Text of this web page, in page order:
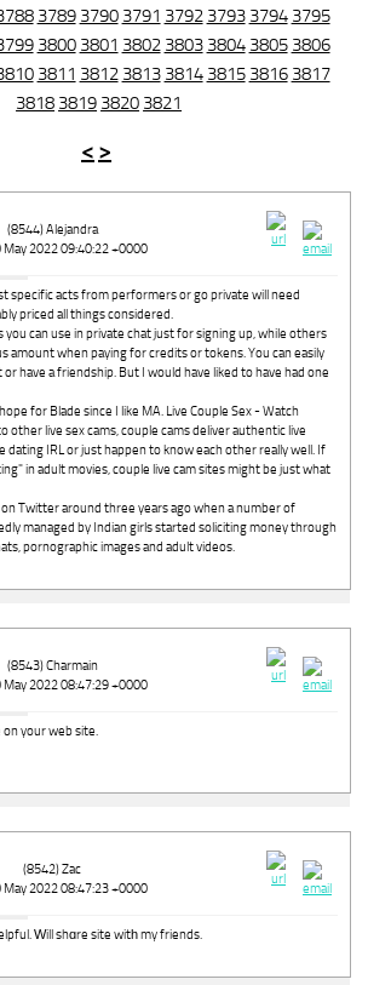
3789 3790 3791 3792 3793 3794 3795
3800 3801 3802 3803 3804 3805 3806
3811 3812 3813 3814 3815 3816 3817
3818 3819 3820 3821
< >
(8544) Alejandra
May 2022 09:40:22 +0000
specific acts from performers or go private will need
priced all things considered.
you can use in private chat just for signing up, while others
amount when paying for credits or tokens. You can easily
have a friendship. But I would have liked to have had one
for Blade since I like MA. Live Couple Sex - Watch
other live sex cams, couple cams deliver authentic live
dating IRL or just happen to know each other really well. If
in adult movies, couple live cam sites might be just what
Twitter around three years ago when a number of
managed by Indian girls started soliciting money through
pornographic images and adult videos.
(8543) Charmain
May 2022 08:47:29 +0000
on your web site.
(8542) Zac
May 2022 08:47:23 +0000
Ԝill shɑre site witһ my friends.